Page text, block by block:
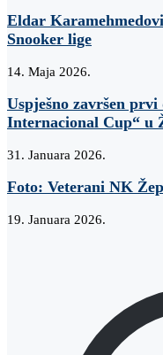
Eldar
Snooker lige
14. Maja 2026.
Uspješno završen
Internacional Cup“ u
31. Januara 2026.
Foto: Veterani NK
19. Januara 2026.